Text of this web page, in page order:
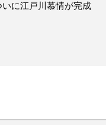
に江戸川慕情が完成